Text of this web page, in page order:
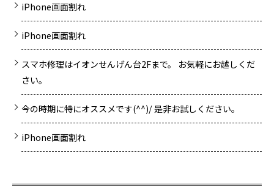
iPhone画面割れ
iPhone画面割れ
スマホ修理はイオンせんげん台2Fまで。 お気軽にお越しくだ
さい。
今の時期に特にオススメです(^^)/ 是非お試しください。
iPhone画面割れ